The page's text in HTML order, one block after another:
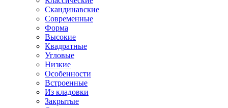
Скандинавские
Современные
Форма
Высокие
Квадратные
Угловые
Низкие
Особенности
Встроенные
Из кладовки
Закрытые